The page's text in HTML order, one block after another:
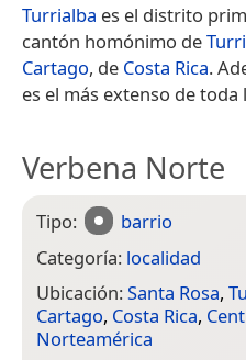
Turrialba es el distrito
cantón homónimo de
Cartago, de Costa Rica.
es el más extenso de
Verbena Norte
Tipo:
barrio
Categoría: localidad
Ubicación:Santa Rosa,
Cartago, Costa Rica,
Norteamérica